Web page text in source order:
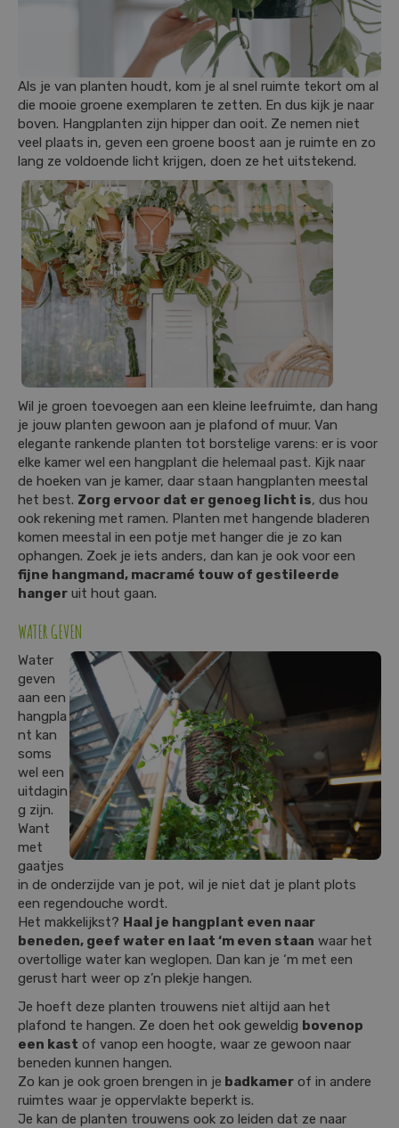
Als je van planten houdt, kom je al snel ruimte tekort om al
die mooie groene exemplaren te zetten. En dus kijk je naar
boven. Hangplanten zijn hipper dan ooit. Ze nemen niet
veel plaats in, geven een groene boost aan je ruimte en zo
lang ze voldoende licht krijgen, doen ze het uitstekend.
Wil je groen toevoegen aan een kleine leefruimte, dan hang
je jouw planten gewoon aan je plafond of muur. Van
elegante rankende planten tot borstelige varens: er is voor
elke kamer wel een hangplant die helemaal past. Kijk naar
de hoeken van je kamer, daar staan hangplanten meestal
het best. Zorg ervoor dat er genoeg licht is, dus hou
ook rekening met ramen. Planten met hangende bladeren
komen meestal in een potje met hanger die je zo kan
ophangen. Zoek je iets anders, dan kan je ook voor een
fijne hangmand, macramé touw of gestileerde
hanger uit hout gaan.
WATER GEVEN
Water
geven
aan een
hangpla
nt kan
soms
wel een
uitdagin
g zijn.
Want
met
gaatjes
in de onderzijde van je pot, wil je niet dat je plant plots
een regendouche wordt.
Het makkelijkst? Haal je hangplant even naar
beneden, geef water en laat ‘m even staan waar het
overtollige water kan weglopen. Dan kan je ‘m met een
gerust hart weer op z’n plekje hangen.
Je hoeft deze planten trouwens niet altijd aan het
plafond te hangen. Ze doen het ook geweldig bovenop
een kast of vanop een hoogte, waar ze gewoon naar
beneden kunnen hangen.
Zo kan je ook groen brengen in je badkamer of in andere
ruimtes waar je oppervlakte beperkt is.
Je kan de planten trouwens ook zo leiden dat ze naar